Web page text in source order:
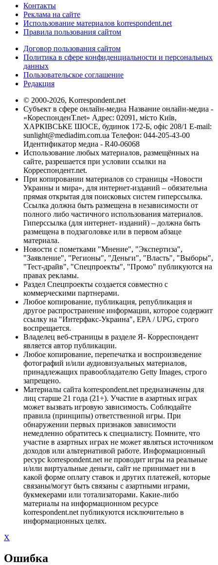
Контакты
Реклама на сайте
Использование материалов korrespondent.net
Правила пользования сайтом
Договор пользования сайтом
Политика в сфере конфиденциальности и персональных
данных
Пользовательское соглашение
Редакция
© 2000-2026, Korrespondent.net
Субъект в сфере онлайн-медиа Название онлайн-медиа -
«КореспонденТ.net» Адрес: 02091, місто Київ,
ХАРКІВСЬКЕ ШОСЕ, будинок 172-Б, офіс 208/1 E-mail:
sunlight@mediadim.com.ua Телефон: 044-205-43-00
Идентификатор медиа - R40-06068
Использование любых материалов, размещённых на
сайте, разрешается при условии ссылки на
Корреспондент.net.
При копировании материалов со страницы «Новости
Украины и мира», для интернет-изданий – обязательна
прямая открытая для поисковых систем гиперссылка.
Ссылка должна быть размещена в независимости от
полного либо частичного использования материалов.
Гиперссылка (для интернет- изданий) – должна быть
размещена в подзаголовке или в первом абзаце
материала.
Новости с пометками "Мнение", "Экспертиза",
"Заявление", "Регионы", "Деньги", "Власть", "Выборы",
"Тест-драйв", "Спецпроекты", "Промо" публикуются на
правах рекламы.
Раздел Спецпроекты создается совместно с
коммерческими партнерами.
Любое копирование, публикация, републикация и
другое распространение информации, которое содержит
ссылку на "Интерфакс-Украина", EPA / UPG, строго
воспрещается.
Владелец веб-страницы в разделе Я- Корреспондент
является автор публикации.
Любое копирование, перепечатка и воспроизведение
фотографий и/или аудиовизуальных материалов,
принадлежащих правообладателю Getty Images, строго
запрещено.
Материалы сайта korrespondent.net предназначены для
лиц старше 21 года (21+). Участие в азартных играх
может вызвать игровую зависимость. Соблюдайте
правила (принципы) ответственной игры. При
обнаружении первых признаков зависимости
немедленно обратитесь к специалисту. Помните, что
участие в азартных играх не может являться источником
доходов или альтернативой работе. Информационный
ресурс korrespondent.net не проводит игры на реальные
и/или виртуальные деньги, сайт не принимает ни в
какой форме оплату ставок и других платежей, которые
связаны/могут быть связаны с азартными играми,
букмекерами или тотализаторами. Какие-либо
материалы на информационном ресурсе
korrespondent.net публикуются исключительно в
информационных целях.
X
Ошибка